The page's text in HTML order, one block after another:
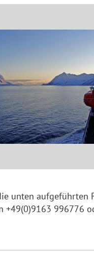
unten aufgeführten
+49(0)9163 996776